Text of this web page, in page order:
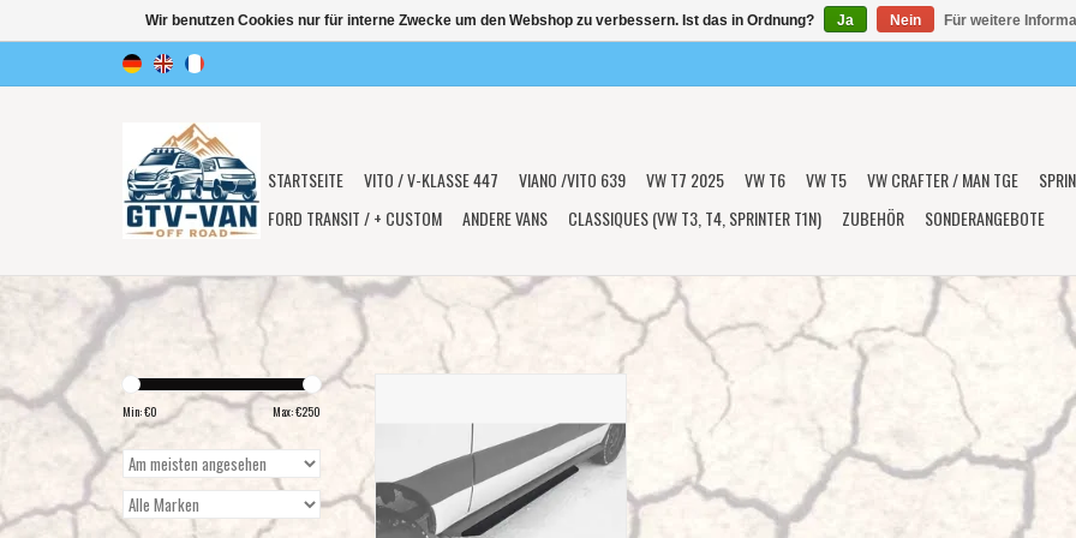
STARTSEITE VITO / V-KLASSE 447 VIANO /VITO 639 VW T7 2025 VW T6 VW T5 VW CRAFTER / MAN TGE
FORD TRANSIT / + CUSTOM
ANDERE VANS CLASSIQUES (VW T3, T4, SPRINTER T1N) ZUBEHÖR SONDERANGEBOTE
Min: €0 Max: €250
20222 (NUR FÜR 3,66m RADSTAND)
von VAN COMPASS
ZUM WARENKORB HINZUFÜGEN
Wir benutzen Cookies nur für interne Zwecke um den Webshop zu verbessern. Ist das in Ordnung? Ja Nein Für weitere